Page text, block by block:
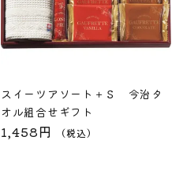
スイーツアソート＋Ｓ 今治タ
オル組合せギフト
1,458円 （税込）